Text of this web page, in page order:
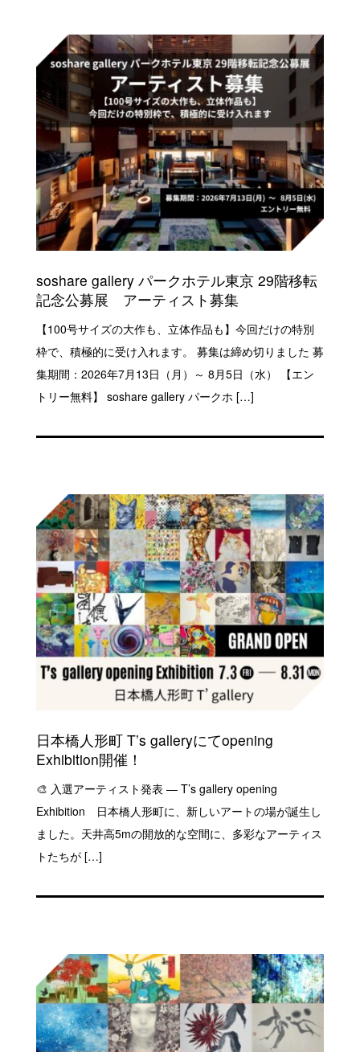
soshare gallery パークホテル東京 29階移転
記念公募展 アーティスト募集
【100号サイズの大作も、立体作品も】今回だけの特別
枠で、積極的に受け入れます。 募集は締め切りました 募
集期間：2026年7月13日（月）～ 8月5日（水） 【エン
トリー無料】 soshare gallery パークホ […]
日本橋人形町 T’s galleryにてopening
Exhibition開催！
🎨 入選アーティスト発表 — T’s gallery opening
Exhibition 日本橋人形町に、新しいアートの場が誕生し
ました。天井高5mの開放的な空間に、多彩なアーティス
トたちが […]